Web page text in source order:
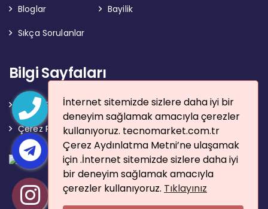
İnternet sitemizde sizlere daha iyi bir
deneyim sağlamak amacıyla çerezler
kullanıyoruz. tecnomarket.com.tr
Çerez Aydınlatma Metni’ne ulaşamak
için .İnternet sitemizde sizlere daha iyi
bir deneyim sağlamak amacıyla
çerezler kullanıyoruz. Tıklayınız
Bloglar
Bayilik
Sıkça Sorulanlar
Bilgi Sayfaları
Gizlilik Politikası
Kullanım Şartları
Çerez Politikası